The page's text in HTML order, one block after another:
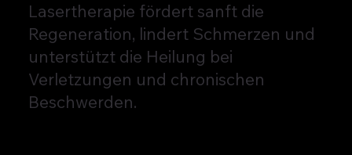
Lasertherapie fördert sanft die
Regeneration, lindert Schmerzen und
unterstützt die Heilung bei
Verletzungen und chronischen
Beschwerden.